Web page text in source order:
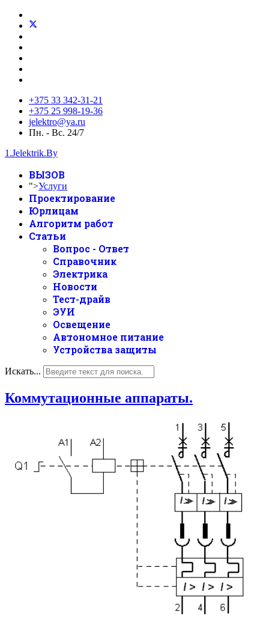
+375 33 342-31-21
+375 25 998-19-36
jelektro@ya.ru
Пн. - Вс. 24/7
1.Jelektrik.By
ВЫЗОВ
">Услуги
Проектирование
Юрлицам
Алгоритм работ
Статьи
Вопрос - Ответ
Справочник
Электрика
Новости
Тест-драйв
ЭУИ
Освещение
Автономное питание
Устройства защиты
Искать...
Коммутационные аппараты.